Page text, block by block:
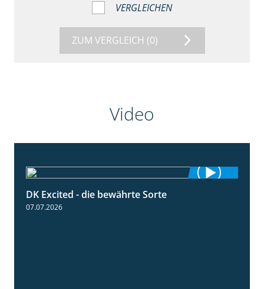
VERGLEICHEN
ZUM VERGLEICH (0)
Video
DK Excited - die bewährte Sorte
07.07.2026